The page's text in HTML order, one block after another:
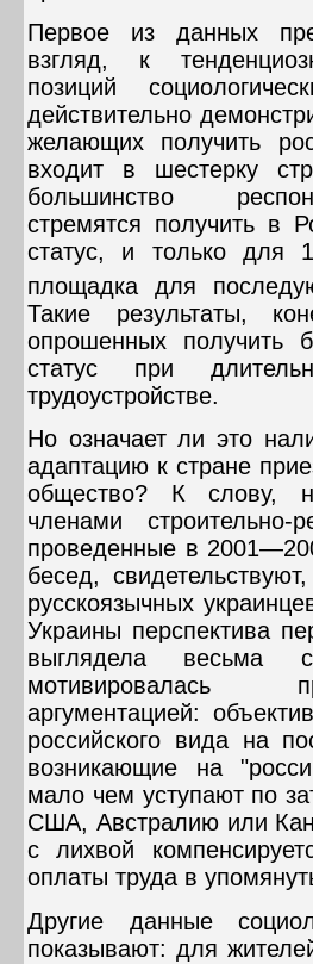
Первое из данных
взгляд, к
позиций
действительно
желающих получить
входит в шестерку
большинство
стремятся получить в
статус, и только для
площадка для
Такие результаты,
опрошенных получить
статус при
трудоустройстве.
Но означает ли это
адаптацию к стране
общество? К слову,
членами
проведенные в
бесед,
русскоязычных
Украины перспектива
выглядела весьма
мотивировалась
аргументацией:
российского вида на
возникающие на
мало чем уступают по
США, Австралию или
с лихвой
оплаты труда в
Другие данные
показывают: для